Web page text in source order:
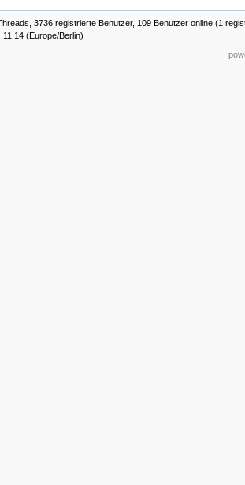
3736 registrierte Benutzer, 109 Benutzer online (1
(Europe/Berlin)